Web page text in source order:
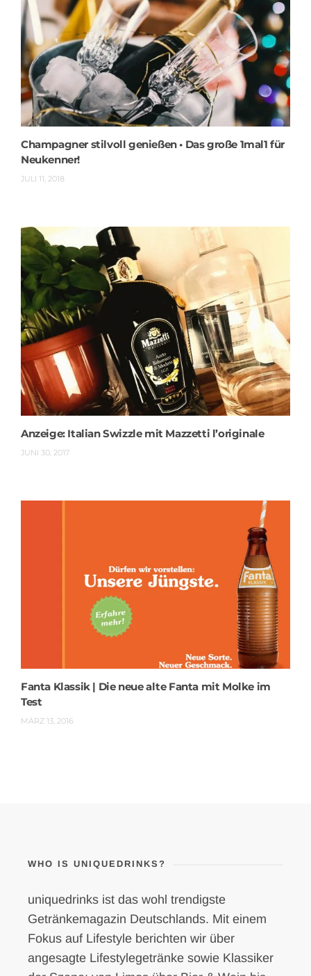
Champagner stilvoll genießen • Das große 1mal1 für
Neukenner!
JULI 11, 2018
Anzeige: Italian Swizzle mit Mazzetti l’originale
JUNI 30, 2017
Fanta Klassik | Die neue alte Fanta mit Molke im
Test
MÄRZ 13, 2016
WHO IS UNIQUEDRINKS?
uniquedrinks ist das wohl trendigste
Getränkemagazin Deutschlands. Mit einem
Fokus auf Lifestyle berichten wir über
angesagte Lifestylegetränke sowie Klassiker